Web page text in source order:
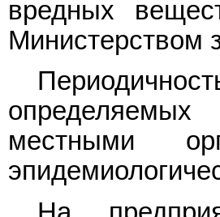
вредных
Министерством
местными